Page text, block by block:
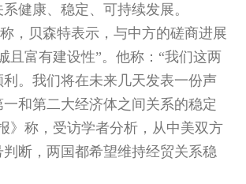
健康、稳定、可持续发展。
，贝森特表示，与中方的磋商进展
且富有建设性”。他称：“我们这两
。我们将在未来几天发表一份声
和第二大经济体之间关系的稳定
》称，受访学者分析，从中美双方
断，两国都希望维持经贸关系稳